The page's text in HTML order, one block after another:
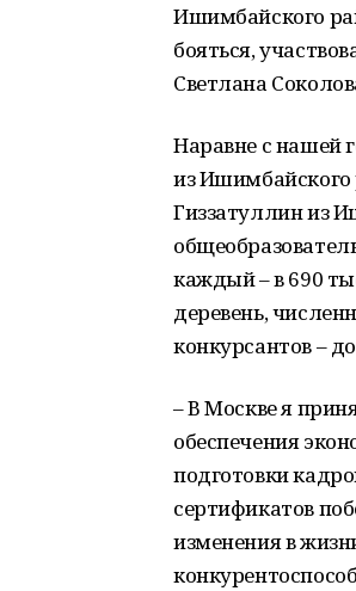
Ишимбайского
бояться,
Светлана
Наравне с нашей
из Ишимбайского
Гиззатуллин из
каждый – в 690
деревень,
конкурсантов –
– В Москве я
обеспечения
подготовки
сертификатов
изменения в